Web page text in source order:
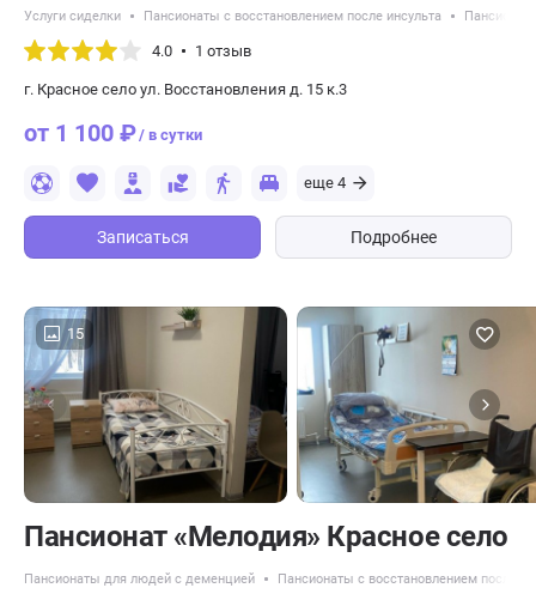
Услуги сиделки Пансионаты с восстановлением после инсульта
4.0 1 отзыв
г. Красное село ул. Восстановления д. 15 к.3
от 1 100 ₽/ в сутки
еще 4
Записаться Подробнее
15
Пансионат «Мелодия» Красное село
Пансионаты для людей с деменцией Пансионаты с восстановлением после